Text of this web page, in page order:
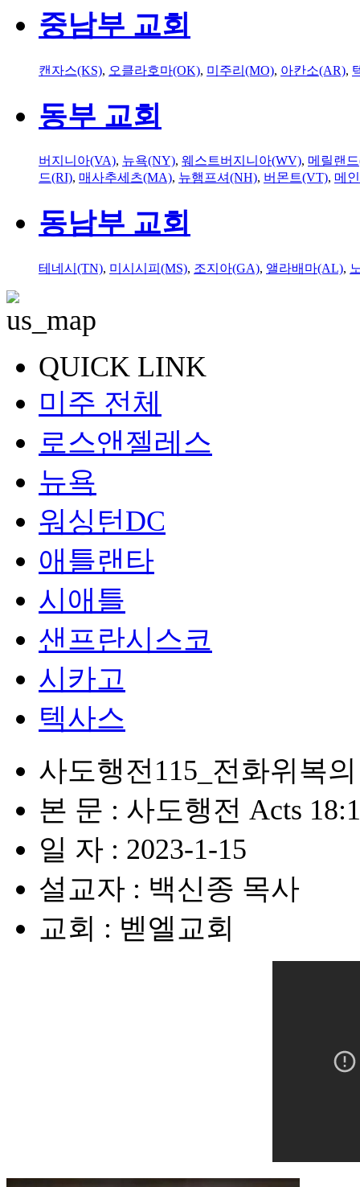
중남부 교회
캔자스(KS), 오클라호마(OK), 미주리(MO), 아칸소(AR),
동부 교회
버지니아(VA), 뉴욕(NY), 웨스트버지니아(WV), 메릴랜
드(RI), 매사추세츠(MA), 뉴햄프셔(NH), 버몬트(VT), 메
동남부 교회
테네시(TN), 미시시피(MS), 조지아(GA), 앨라배마(AL),
QUICK LINK
미주 전체
로스앤젤레스
뉴욕
워싱턴DC
애틀랜타
시애틀
샌프란시스코
시카고
텍사스
사도행전115_전화위복
본 문 : 사도행전 Acts
일 자 : 2023-1-15
설교자 : 백신종 목사
교회 : 벧엘교회